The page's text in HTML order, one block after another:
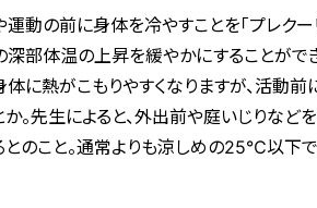
動の前に身体を冷やすことを「プレクー
深部体温の上昇を緩やかにすることがで
に熱がこもりやすくなりますが、活動
か。先生によると、外出前や庭いじりな
とのこと。通常よりも涼しめの25℃以下